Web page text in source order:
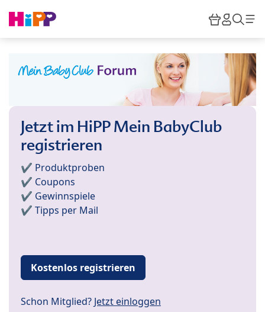
HiPP
Jetzt im HiPP Mein BabyClub
registrieren
✔️ Produktproben
✔️ Coupons
✔️ Gewinnspiele
✔️ Tipps per Mail
Kostenlos registrieren
Schon Mitglied? Jetzt einloggen